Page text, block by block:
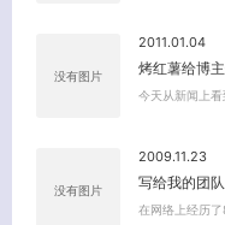
没有图片
2011.01.04
烤红薯给博
今天从新闻上
没有图片
2009.11.23
写给我的团队
在网络上经历